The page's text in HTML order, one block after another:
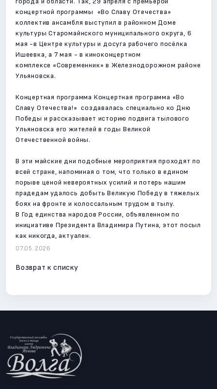
концертной программы «Во Славу Отечества»
коллектив ансамбля выступил в районном Доме
культуры Старомайнского муниципального округа, 6
мая -в Центре культуры и досуга рабочего посёлка
Ишеевка, а 7 мая - в киноконцертном
комплексе «Современник» в Железнодорожном районе
Ульяновска.
Концертная программа Концертная программа «Во
Славу Отечества!» создавалась специально ко Дню
Победы и рассказывает историю подвига тылового
Ульяновска его жителей в годы Великой
Отечественной войны.
В эти майские дни подобные мероприятия проходят по
всей стране, напоминая о том, что только в едином
порыве ценой невероятных усилий и потерь нашим
прадедам удалось добыть Великую Победу в тяжелых
боях на фронте и колоссальным трудом в тылу.
В Год единства народов России, объявленном по
инициативе Президента Владимира Путина, этот посыл
как никогда, актуален.
07.05.2026
Возврат к списку